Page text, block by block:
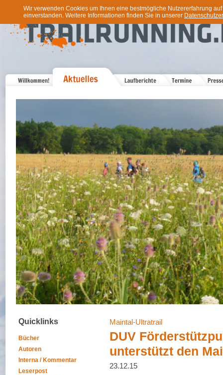
Wir verwenden Cookies um Ihnen eine bestmögliche Nutzererfahrung
einverstanden. Weitere Informationen finden Sie in unserer
Quicklinks
Bücher
Autoren
Interna / Kommentar
Leserpost
Maintal-Ultratrail
DUV
unterstützt den
23.12.15